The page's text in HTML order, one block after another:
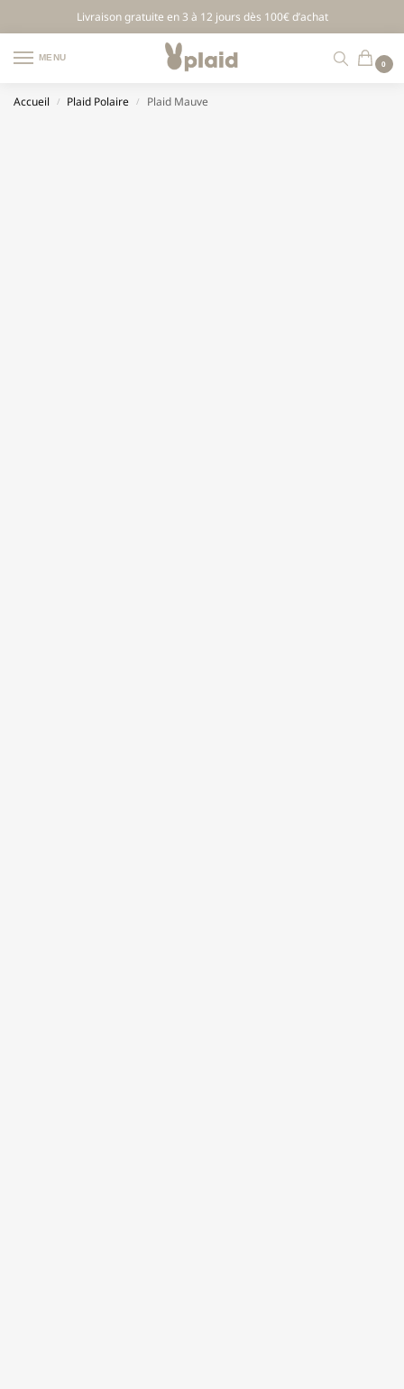
Livraison gratuite en 3 à 12 jours dès 100€ d’achat
MENU
0
Accueil / Plaid Polaire / Plaid Mauve